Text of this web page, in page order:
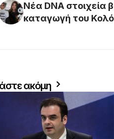
Νέα DNA στοιχεία
καταγωγή του
ακόμη